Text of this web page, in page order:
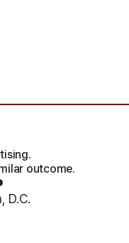
D.C.
outcome.